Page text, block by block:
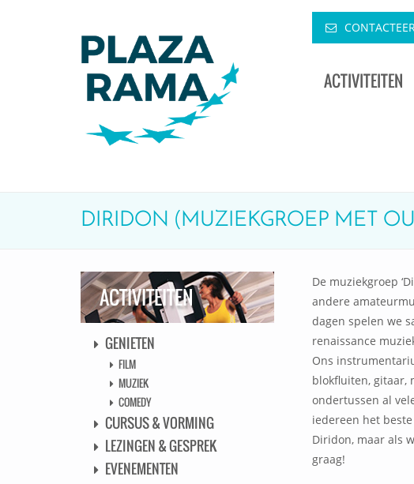
ACTIVITEITEN
DIRIDON (MUZIEKGROEP MET
ACTIVITEITEN
GENIETEN
FILM
MUZIEK
COMEDY
CURSUS & VORMING
LEZINGEN & GESPREK
EVENEMENTEN
De muziekgroep
andere
dagen spelen we
renaissance
Ons
blokfluiten, gitaar,
ondertussen al
iedereen het
Diridon, maar als
graag!